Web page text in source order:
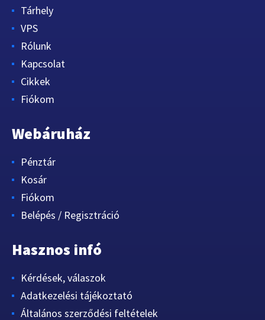
Tárhely
VPS
Rólunk
Kapcsolat
Cikkek
Fiókom
Webáruház
Pénztár
Kosár
Fiókom
Belépés / Regisztráció
Hasznos infó
Kérdések, válaszok
Adatkezelési tájékoztató
Általános szerződési feltételek